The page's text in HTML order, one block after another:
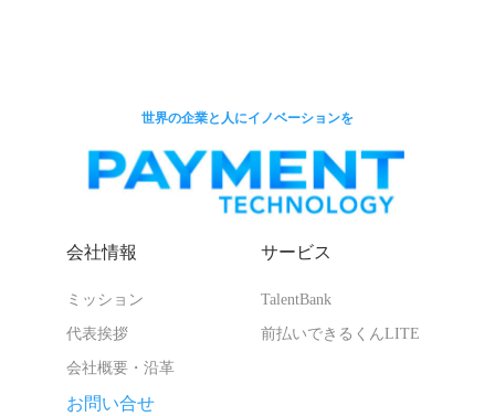
世界の企業と人にイノベーションを
会社情報
ミッション
代表挨拶
会社概要・沿革
サービス
TalentBank
前払いできるくんLITE
お問い合せ